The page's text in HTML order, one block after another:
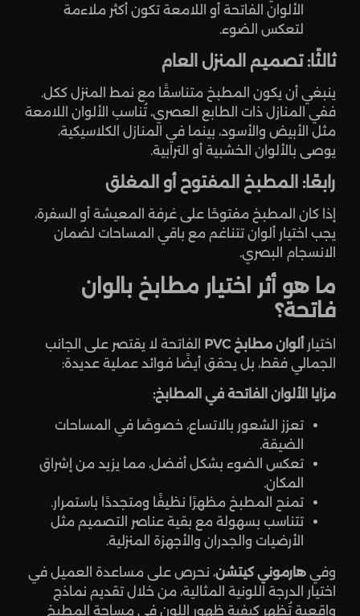
الألوان الفاتحة أو اللامعة تكون أكثر ملاءمة
لتعكس الضوء.
ثالثًا: تصميم المنزل العام
ينبغي أن يكون المطبخ متناسقًا مع نمط المنزل ككل.
ففي المنازل ذات الطابع العصري، تُناسب الألوان اللامعة
مثل الأبيض والأسود، بينما في المنازل الكلاسيكية،
يوصى بالألوان الخشبية أو الترابية.
رابعًا: المطبخ المفتوح أو المغلق
إذا كان المطبخ مفتوحًا على غرفة المعيشة أو السفرة،
يجب اختيار ألوان تتناغم مع باقي المساحات لضمان
الانسجام البصري.
ما هو أثر اختيار مطابخ بالوان
فاتحة؟
اختيارألوان مطابخ PVC
الفاتحة لا يقتصر على الجانب
الجمالي فقط، بل يحقق أيضًا فوائد عملية عديدة:
مزايا الألوان الفاتحة في المطابخ:
تعزز الشعور بالاتساع، خصوصًا في المساحات
الضيقة.
تعكس الضوء بشكل أفضل، مما يزيد من إشراق
المكان.
تمنح المطبخ مظهرًا نظيفًا ومتجددًا باستمرار.
تتناسب بسهولة مع بقية عناصر التصميم مثل
الأرضيات والجدران والأجهزة المنزلية.
وفي هارموني كيتشن، نحرص على مساعدة العميل في
اختيار الدرجة اللونية المثالية، من خلال تقديم نماذج
واقعية تُظهر كيفية ظهور اللون في مساحة المطبخ